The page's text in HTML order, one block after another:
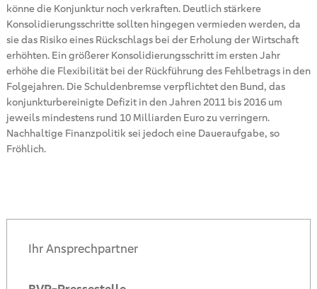
könne die Konjunktur noch verkraften. Deutlich stärkere
Konsolidierungsschritte sollten hingegen vermieden werden, da
sie das Risiko eines Rückschlags bei der Erholung der Wirtschaft
erhöhten. Ein größerer Konsolidierungsschritt im ersten Jahr
erhöhe die Flexibilität bei der Rückführung des Fehlbetrags in den
Folgejahren. Die Schuldenbremse verpflichtet den Bund, das
konjunkturbereinigte Defizit in den Jahren 2011 bis 2016 um
jeweils mindestens rund 10 Milliarden Euro zu verringern.
Nachhaltige Finanzpolitik sei jedoch eine Daueraufgabe, so
Fröhlich.
Ihr Ansprechpartner